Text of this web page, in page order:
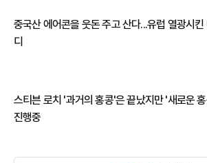
중국산 에어콘을 웃돈 주고 산다...유럽 열광시킨
디
스티븐 로치 '과거의 홍콩'은 끝났지만 '새로운
진행중